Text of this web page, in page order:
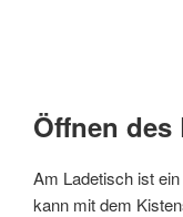
Öffnen
Am Ladetisch ist
kann mit dem